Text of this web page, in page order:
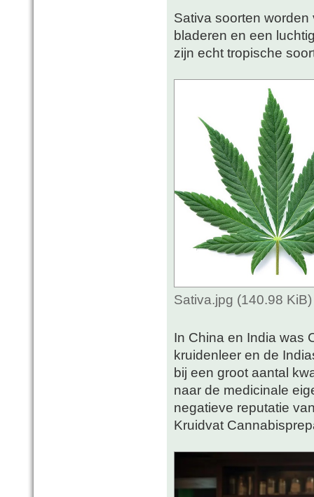
Sativa soorten
bladeren en een
zijn echt tropische
Sativa.jpg (140.98
In China en India was
kruidenleer en de
bij een groot aantal
naar de medicinale
negatieve reputatie
Kruidvat